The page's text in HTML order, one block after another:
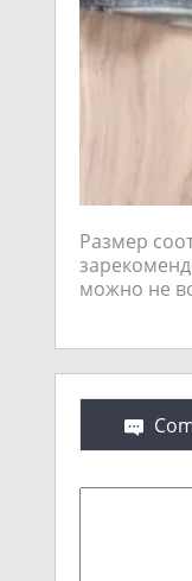
Размер
можно не